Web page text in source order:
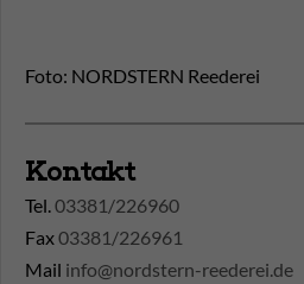
Foto: NORDSTERN Reederei
Kontakt
Tel.03381/226960
Fax03381/226961
Mail info@nordstern-reederei.de